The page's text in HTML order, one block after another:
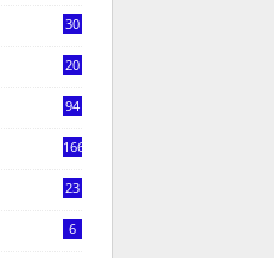
30
20
94
166
23
6